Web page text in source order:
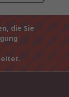
die Sie